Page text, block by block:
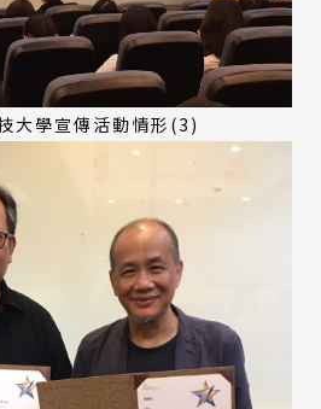
大學宣傳活動情形(3)